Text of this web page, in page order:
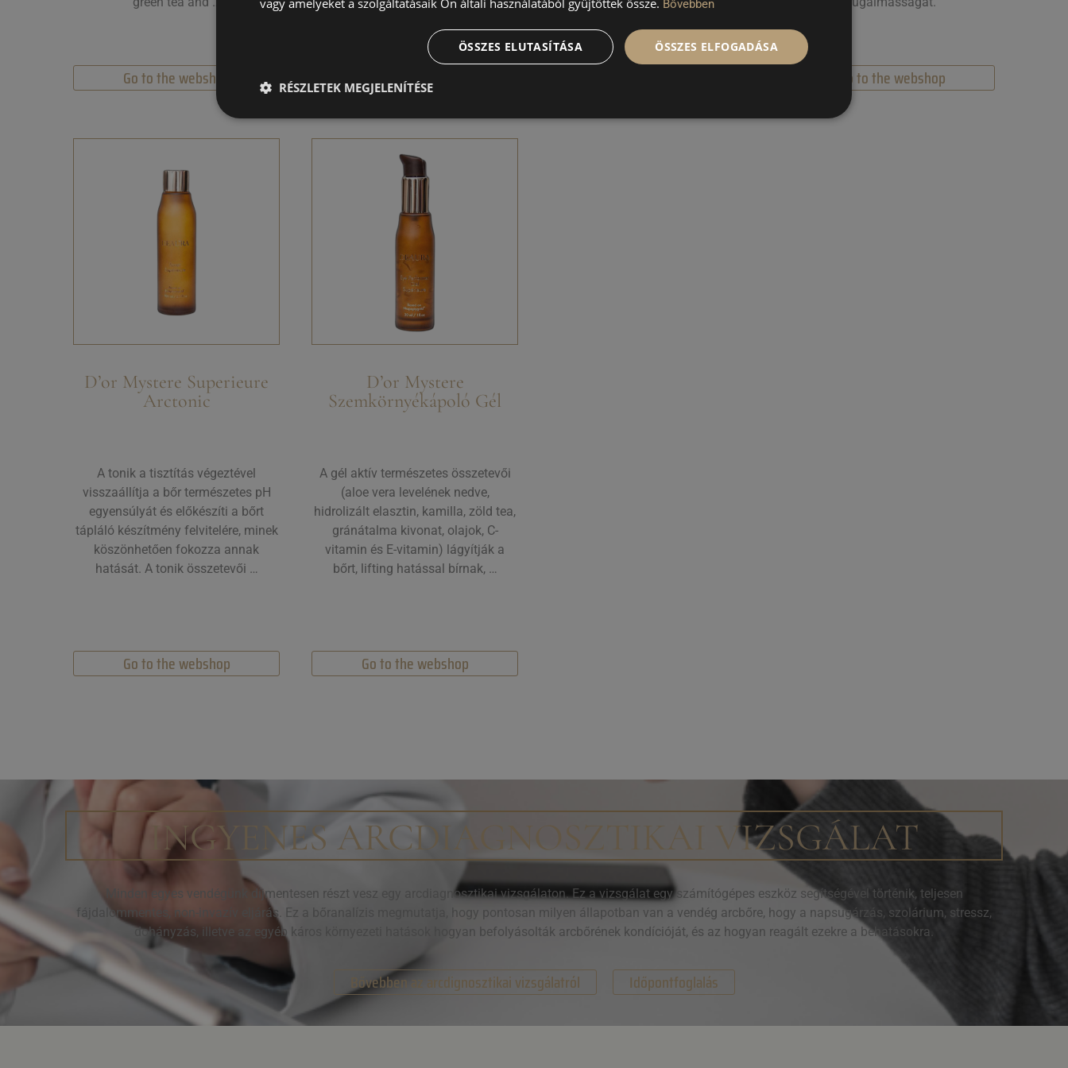
Go to the webshop Go to the webshop Go to the webshop
D’or Mystere Superieure
Arctonic
A tonik a tisztítás végeztével
visszaállítja a bőr természetes pH
egyensúlyát és előkészíti a bőrt
tápláló készítmény felvitelére, minek
köszönhetően fokozza annak
hatását. A tonik összetevői …
Go to the webshop
D’or Mystere
Szemkörnyékápoló Gél
A gél aktív természetes összetevői
(aloe vera levelének nedve,
hidrolizált elasztin, kamilla, zöld tea,
gránátalma kivonat, olajok, C-
vitamin és E-vitamin) lágyítják a
bőrt, lifting hatással bírnak, …
Go to the webshop
INGYENES ARCDIAGNOSZTIKAI VIZSGÁLAT
Minden egyes vendégünk díjmentesen részt vesz egy arcdiagnosztikai vizsgálaton. Ez a vizsgálat egy számítógépes eszköz segítségével történik, teljesen
fájdalommentes, non-invazív eljárás. Ez a bőranalízis megmutatja, hogy pontosan milyen állapotban van a vendég arcbőre, hogy a napsugárzás, szolárium, stressz,
dohányzás, illetve az egyéb káros környezeti hatások hogyan befolyásolták arcbőrének kondícióját, és az hogyan reagált ezekre a behatásokra.
Bővebben az arcdignosztikai vizsgálatról Időpontfoglalás
vagy amelyeket a szolgáltatásaik Ön általi használatából gyűjtöttek össze. Bővebben
ÖSSZES ELFOGADÁSA
ÖSSZES ELUTASÍTÁSA
RÉSZLETEK MEGJELENÍTÉSE